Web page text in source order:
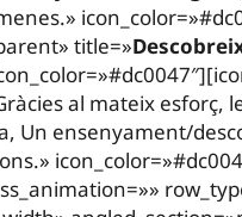
title=»
al mateix esforç,
Un ensenyament/